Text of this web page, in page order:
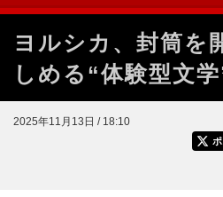
ヨルシカ、封筒を
しめる“体験型文
2025年11月13日 / 18:10